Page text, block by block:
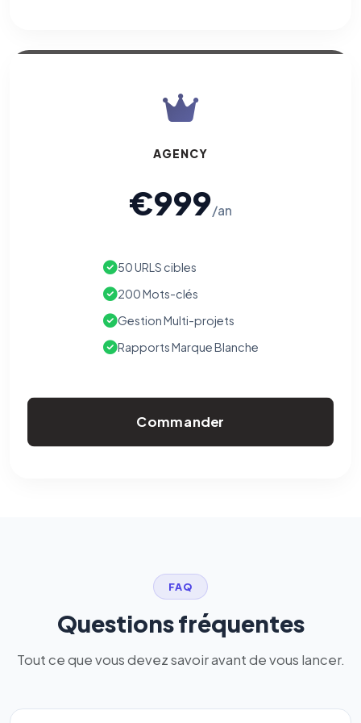
AGENCY
€999/an
50 URLS cibles
200 Mots-clés
Gestion Multi-projets
Rapports Marque Blanche
Commander
FAQ
Questions fréquentes
Tout ce que vous devez savoir avant de vous lancer.